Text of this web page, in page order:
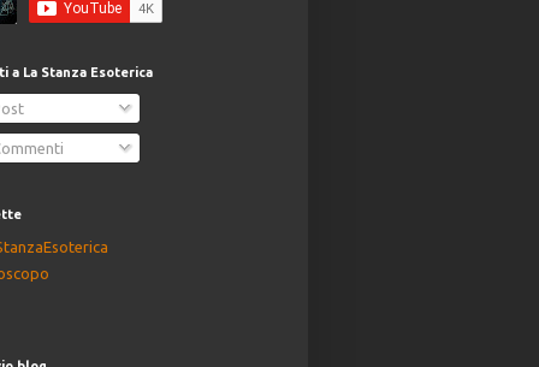
a La Stanza Esoterica